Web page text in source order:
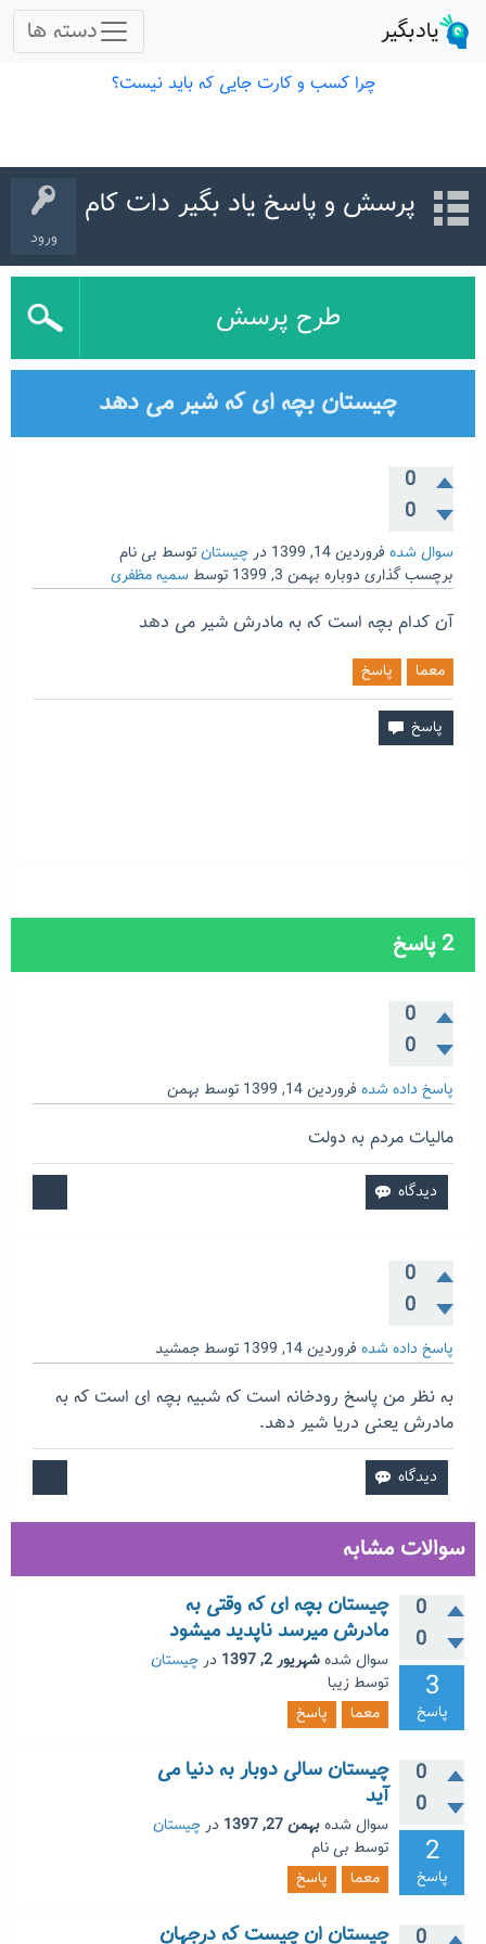
ورود
پرسش و پاسخ یاد بگیر دات کام
طرح پرسش
چیستان بچه ای که شیر می دهد
0
0
سوال شده فروردین 14, 1399 درچیستانتوسط بی نام
برچسب گذاری دوباره بهمن 3, 1399 توسط سمیه مظفری
آن کدام بچه است که به مادرش شیر می دهد
معما پاسخ
2پاسخ
0
0
پاسخ داده شده فروردین 14, 1399 توسط بهمن
مالیات مردم به دولت
0
0
پاسخ داده شده فروردین 14, 1399 توسط جمشید
به نظر من پاسخ رودخانه است که شبیه بچه ای است که به
مادرش یعنی دریا شیر دهد.
سوالات مشابه
0
0
3
پاسخ
چیستان بچه ای که وقتی به
مادرش میرسد ناپدید میشود
سوال شدهشهریور 2, 1397 درچیستان
توسط زیبا
معما
پاسخ
0
0
2
پاسخ
چیستان سالی دوبار به دنیا می
آید
سوال شدهبهمن 27, 1397 درچیستان
توسط بی نام
معما
پاسخ
چیستان ان چیست که درجهان